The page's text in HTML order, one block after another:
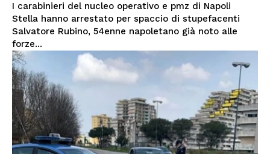
I carabinieri del nucleo operativo e pmz di Napoli
Stella hanno arrestato per spaccio di stupefacenti
Salvatore Rubino, 54enne napoletano già noto alle
forze...